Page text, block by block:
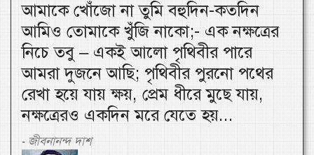
আমাকে খোঁজো না তুমি বহুদিন-কতদিন
আমিও তোমাকে খুঁজি নাকো;- এক নক্ষত্রের
নিচে তবু – একই আলো পৃথিবীর পারে
আমরা দুজনে আছি; পৃথিবীর পুরনো পথের
রেখা হয়ে যায় ক্ষয়, প্রেম ধীরে মুছে যায়,
নক্ষত্রেরও একদিন মরে যেতে হয়...
- জীবনানন্দ দাশ